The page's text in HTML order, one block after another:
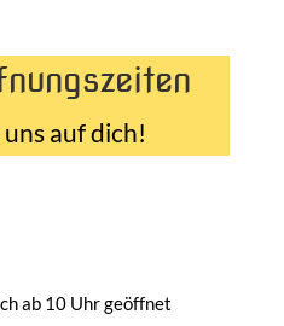
auf dich!
ab 10 Uhr geöffnet